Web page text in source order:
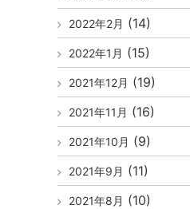
2022年2月 (14)
2022年1月 (15)
2021年12月 (19)
2021年11月 (16)
2021年10月 (9)
2021年9月 (11)
2021年8月 (10)